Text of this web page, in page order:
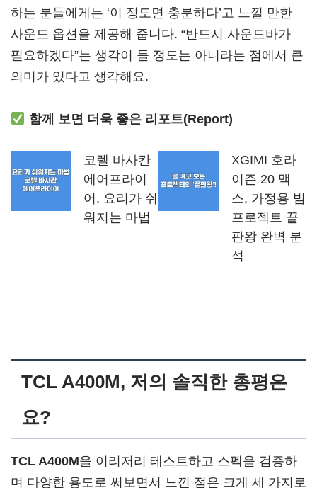
하는 분들에게는 ‘이 정도면 충분하다’고 느낄 만한
사운드 옵션을 제공해 줍니다. “반드시 사운드바가
필요하겠다”는 생각이 들 정도는 아니라는 점에서 큰
의미가 있다고 생각해요.
함께 보면 더욱 좋은 리포트(Report)
코렐 바사칸
에어프라이
어, 요리가 쉬
워지는 마법
XGIMI 호라
이즌 20 맥
스, 가정용 빔
프로젝트 끝
판왕 완벽 분
석
TCL A400M, 저의 솔직한 총평은
요?
TCL A400M을 이리저리 테스트하고 스펙을 검증하
며 다양한 용도로 써보면서 느낀 점은 크게 세 가지로